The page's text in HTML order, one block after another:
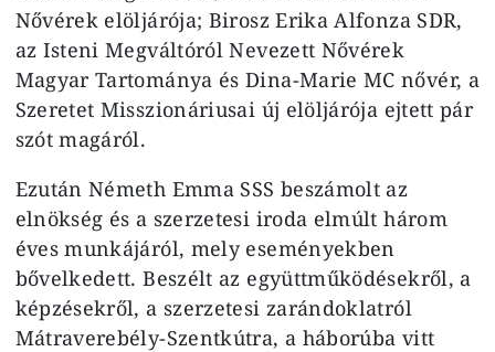
Nővérek elöljárója; Birosz Erika Alfonza SDR,
az Isteni Megváltóról Nevezett Nővérek
Magyar Tartománya és Dina-Marie MC nővér, a
Szeretet Misszionáriusai új elöljárója ejtett pár
szót magáról.
Ezután Németh Emma SSS beszámolt az
elnökség és a szerzetesi iroda elmúlt három
éves munkájáról, mely eseményekben
bővelkedett. Beszélt az együttműködésekről, a
képzésekről, a szerzetesi zarándoklatról
Mátraverebély-Szentkútra, a háborúba vitt